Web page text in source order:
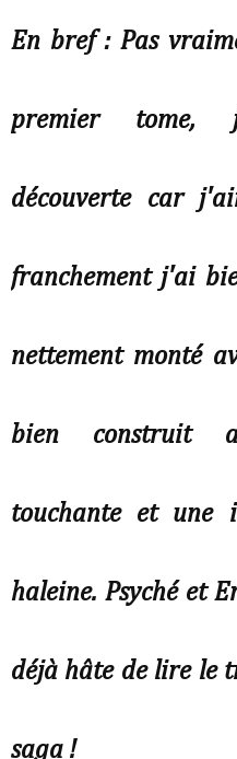
En bref : Pas
premier tome,
découverte car
franchement j'ai
nettement monté
bien construit
touchante et une
haleine. Psyché et
déjà hâte de lire le
saga !